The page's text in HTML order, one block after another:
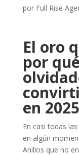
por Full Rise
El oro
por
en 2025
En casi todas
en algún
Anillos que no